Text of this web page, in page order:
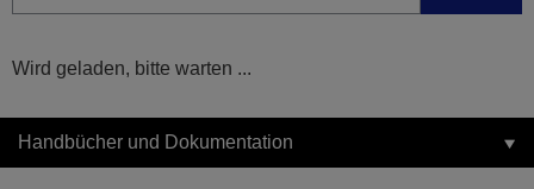
Wird geladen, bitte warten ...
Handbücher und Dokumentation